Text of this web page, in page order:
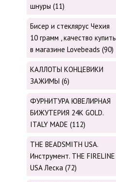
шнуры (11)
Бисер и стеклярус Чехия
10 грамм , качество купить
в магазине Lovebeads (90)
КАЛЛОТЫ КОНЦЕВИКИ
ЗАЖИМЫ (6)
ФУРНИТУРА ЮВЕЛИРНАЯ
БИЖУТЕРИЯ 24К GOLD.
ITALY MADE (112)
THE BEADSMITH USA.
Инструмент. THE FIRELINE
USA Леска (72)